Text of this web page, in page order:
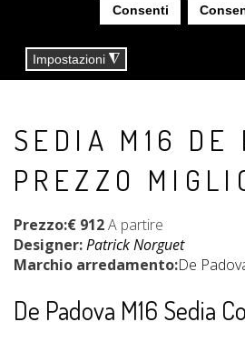
SEI QUI: HOME SHOP
SEDIA M16 DE
PREZZO
Prezzo:€ 912A partire
Designer:Patrick Norguet
Marchio arredamento:De
De Padova M16 Sedia